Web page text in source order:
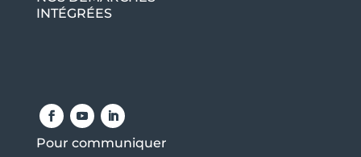
INTÉGRÉES
Pour communiquer